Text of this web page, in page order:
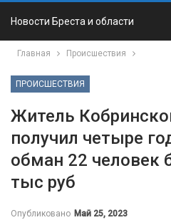
Новости Бреста и области
Главная Происшествия
ПРОИСШЕСТВИЯ
Житель
получил четыре
обман 22 человек
тыс руб
Опубликовано Май 25, 2023